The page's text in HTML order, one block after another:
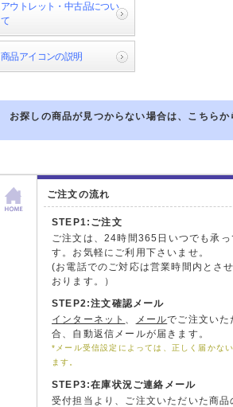
アウトレット・中古品につい
て
商品アイコンの説明
お探しの商品が見つからない場合は、こちらか
ご注文の流れ
STEP1:ご注文
ご注文は、24時間365日いつでも承っ
す。お気軽にご利用下さいませ。
(お電話でのご対応は営業時間内とさ
おります。）
STEP2:注文確認メール
インターネット 、 メールでご注文いた
合、自動返信メールが届きます。
*メール受信設定によっては、正しく届かな
ます。
STEP3:在庫状況ご連絡メール
受付担当より、ご注文いただいた商品